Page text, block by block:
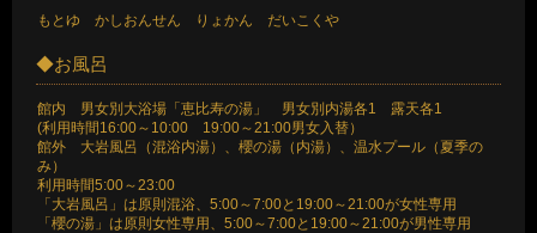
もとゆ かしおんせん りょかん だいこくや
◆お風呂
館内 男女別大浴場「恵比寿の湯」 男女別内湯各1 露天各1
(利用時間16:00～10:00 19:00～21:00男女入替）
館外 大岩風呂（混浴内湯）、櫻の湯（内湯）、温水プール（夏季の
み）
利用時間5:00～23:00
「大岩風呂」は原則混浴、5:00～7:00と19:00～21:00が女性専用
「櫻の湯」は原則女性専用、5:00～7:00と19:00～21:00が男性専用